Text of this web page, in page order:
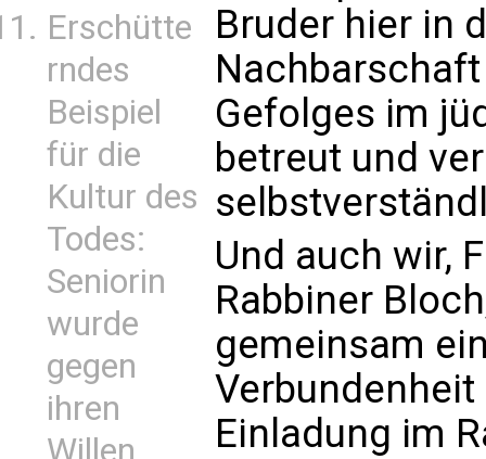
Erschütte
rndes
Beispiel
für die
Kultur des
Todes:
Seniorin
wurde
gegen
ihren
Willen
Bruder hier in
Gefolges im
betreut und
Und auch wir,
Rabbiner
gemeinsam
Einladung im